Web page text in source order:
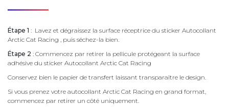
Étape 1 : Lavez et dégraissez la surface réceptrice du sticker Autocollant
Arctic Cat Racing , puis séchez-la bien.
Étape 2 : Commencez par retirer la pellicule protégeant la surface
adhésive du sticker Autocollant Arctic Cat Racing
Conservez bien le papier de transfert laissant transparaître le design.
Si vous prenez votre autocollant Arctic Cat Racing en grand format,
commencez par retirer un côté uniquement.